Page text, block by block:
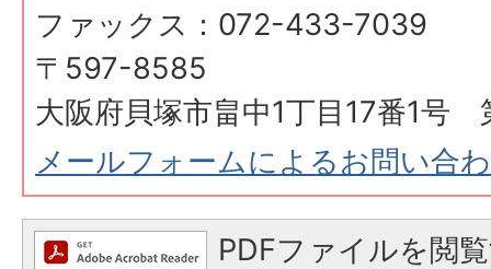
ファックス：072-433-7039
〒597-8585
大阪府貝塚市畠中1丁目17番1号
メールフォームによるお問い合
PDFファイルを閲